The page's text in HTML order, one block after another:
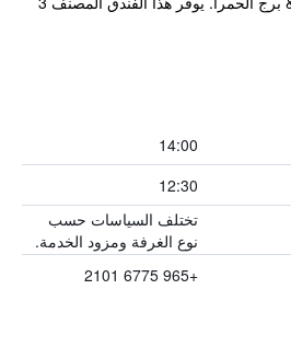
14:00
12:30
تختلف السياسات حسب
نوع الغرفة ومزود الخدمة.
+965 6775 2101